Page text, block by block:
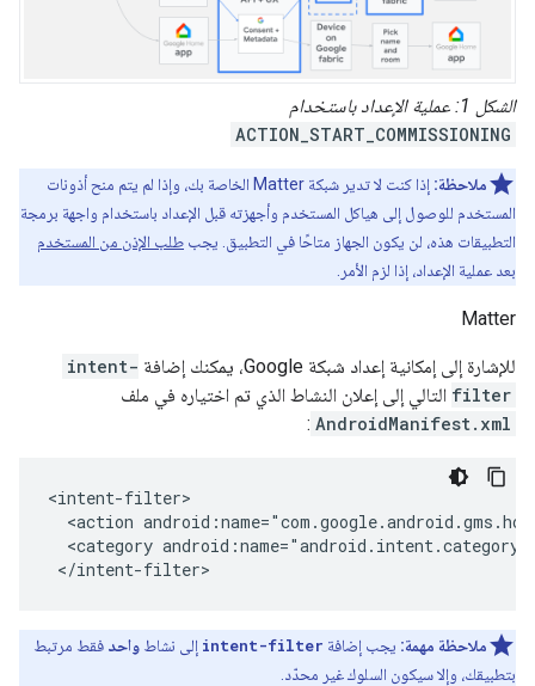
الشكل 1
: عملية الإعداد باستخدام
ACTION_START_COMMISSIONING
ملاحظة:
إذا كنت لا تدير شبكة Matter الخاصة بك، وإذا لم يتم منح أذونات
المستخدم للوصول إلى هياكل المستخدم وأجهزته قبل الإعداد باستخدام واجهة برمجة
التطبيقات هذه، لن يكون الجهاز متاحًا في التطبيق. يجب طلب الإذن من المستخدم
بعد عملية الإعداد، إذا لزم الأمر.
Matter
للإشارة إلى إمكانية إعداد شبكة Google، يمكنك إضافة
intent-
filter التالي إلى إعلان النشاط الذي تم اختياره في ملف
AndroidManifest.xml
:
<action
<category
ملاحظة مهمة: يجب إضافة intent-filter إلى نشاط واحد فقط مرتبط
بتطبيقك، وإلا سيكون السلوك غير محدّد.